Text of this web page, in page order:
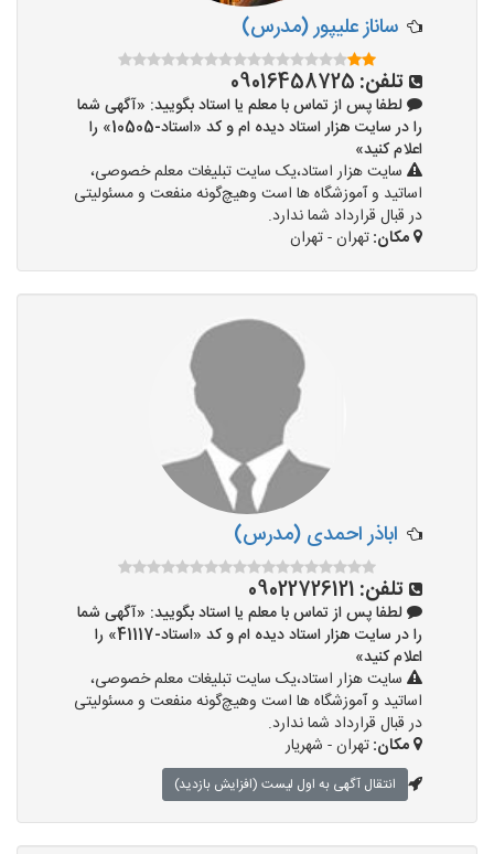
ساناز علیپور (مدرس)
تلفن: 09016458725
لطفا پس از تماس با معلم یا استاد بگویید: «آگهی شما
را در سایت هزار استاد دیده ام و کد «استاد-10505» را
اعلام کنید»
سایت هزار استاد،یک سایت تبلیغات معلم خصوصی،
اساتید و آموزشگاه ها است وهیچ‌گونه منفعت و مسئولیتی
در قبال قرارداد شما ندارد.
مکان:تهران - تهران
اباذر احمدی (مدرس)
تلفن: 09022726121
لطفا پس از تماس با معلم یا استاد بگویید: «آگهی شما
را در سایت هزار استاد دیده ام و کد «استاد-41117» را
اعلام کنید»
سایت هزار استاد،یک سایت تبلیغات معلم خصوصی،
اساتید و آموزشگاه ها است وهیچ‌گونه منفعت و مسئولیتی
در قبال قرارداد شما ندارد.
مکان:تهران - شهریار
انتقال آگهی به اول لیست (افزایش بازدید)